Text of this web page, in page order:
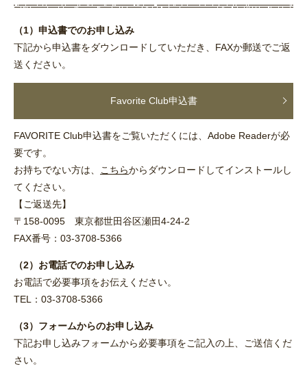
（1）申込書でのお申し込み
下記から申込書をダウンロードしていただき、FAXか郵送でご返
送ください。
Favorite Club申込書
FAVORITE Club申込書をご覧いただくには、Adobe Readerが必
要です。
お持ちでない方は、
こちらからダウンロードしてインストールし
てください。
【ご返送先】
〒158-0095 東京都世田谷区瀬田4-24-2
FAX番号：03-3708-5366
（2）お電話でのお申し込み
お電話で必要事項をお伝えください。
TEL：03-3708-5366
（3）フォームからのお申し込み
下記お申し込みフォームから必要事項をご記入の上、ご送信くだ
さい。